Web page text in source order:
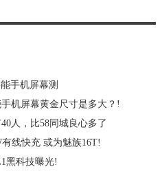
手机屏幕测
机屏幕黄金尺寸是多大？!
人，比58同城良心多了
线快充 或为魅族16T!
黑科技曝光!